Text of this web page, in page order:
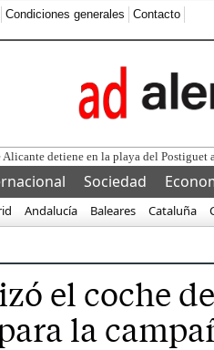
Condiciones generales Contacto
Sociedad
Andalucía Baleares Cataluña
el coche
la